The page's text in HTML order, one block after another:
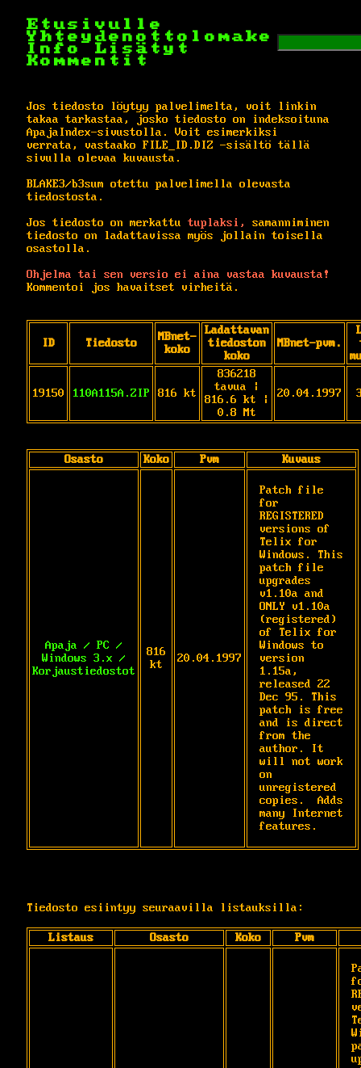
Etusivulle
Yhteydenottolomake
Info
Lisätyt
Kommentit
Jos tiedosto löytyy palvelimelta, voit linkin
takaa tarkastaa, josko tiedosto on indeksoituna
ApajaIndex-sivustolla. Voit esimerkiksi
verrata, vastaako FILE_ID.DIZ -sisältö tällä
sivulla olevaa kuvausta.
BLAKE3/b3sum otettu palvelimella olevasta
tiedostosta.
Jos tiedosto on merkattu tuplaksi,
samanniminen
tiedosto on ladattavissa myös jollain toisella
osastolla.
Ohjelma tai sen versio ei aina vastaa kuvausta!
Kommentoi jos havaitset virheitä.
ID Tiedosto
MBnet-
koko
Ladattavan
tiedoston
koko
MBnet-pvm.
19150 110A115A.ZIP 816 kt
836218
tavua |
816.6 kt |
0.8 Mt
20.04.1997
Osasto Koko Pvm Kuvaus
Apaja / PC /
Windows 3.x /
Korjaustiedostot
816
kt
20.04.1997
Patch file
for
REGISTERED
versions of
Telix for
Windows. This
patch file
upgrades
v1.10a and
ONLY v1.10a
(registered)
of Telix for
Windows to
version
1.15a,
released 22
Dec 95. This
patch is free
and is direct
from the
author. It
will not work
on
unregistered
copies.  Adds
many Internet
features.
Tiedosto esiintyy seuraavilla listauksilla:
Listaus Osasto Koko Pvm